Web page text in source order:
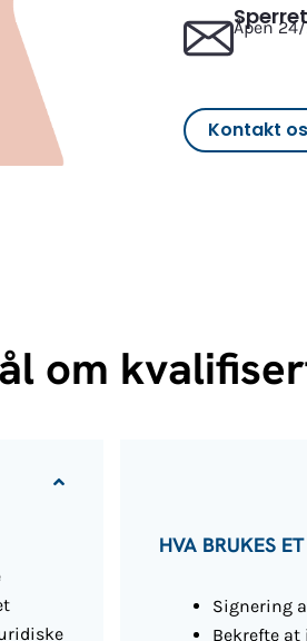
Åpen
Kontakt
om
HVA BRUKES
Signering
Bekrefte